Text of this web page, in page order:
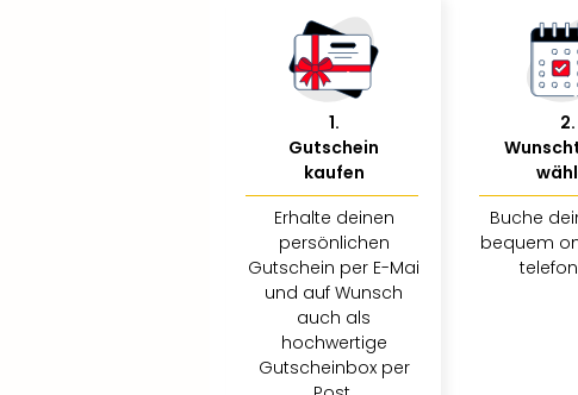
1.
Gutschein
kaufen
Erhalte deinen
persönlichen
Gutschein per E-Mai
und auf Wunsch
auch als
hochwertige
Gutscheinbox per
2.
Buche
bequem